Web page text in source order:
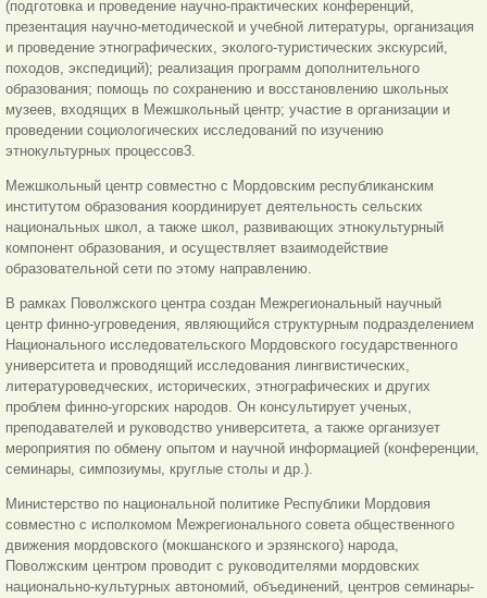
(подготовка и проведение научно-практических конференций,
презентация научно-методической и учебной литературы, организация
и проведение этнографических, эколого-туристических экскурсий,
походов, экспедиций); реализация программ дополнительного
образования; помощь по сохранению и восстановлению школьных
музеев, входящих в Межшкольный центр; участие в организации и
проведении социологических исследований по изучению
этнокультурных процессов3.
Межшкольный центр совместно с Мордовским республиканским
институтом образования координирует деятельность сельских
национальных школ, а также школ, развивающих этнокультурный
компонент образования, и осуществляет взаимодействие
образовательной сети по этому направлению.
В рамках Поволжского центра создан Межрегиональный научный
центр финно-угроведения, являющийся структурным подразделением
Национального исследовательского Мордовского государственного
университета и проводящий исследования лингвистических,
литературоведческих, исторических, этнографических и других
проблем финно-угорских народов. Он консультирует ученых,
преподавателей и руководство университета, а также организует
мероприятия по обмену опытом и научной информацией (конференции,
семинары, симпозиумы, круглые столы и др.).
Министерство по национальной политике Республики Мордовия
совместно с исполкомом Межрегионального совета общественного
движения мордовского (мокшанского и эрзянского) народа,
Поволжским центром проводит с руководителями мордовских
национально-культурных автономий, объединений, центров семинары-